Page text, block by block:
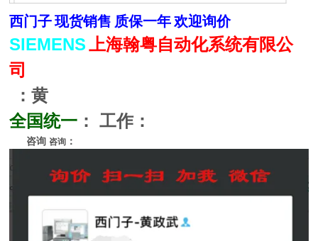
西门子 现货销售 质保一年 欢迎询价
SIEMENS 上海翰粤自动化系统有限公
司
：黄
全国统一 ： 工作：
咨询 咨询 ：